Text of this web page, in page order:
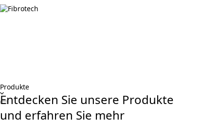
Produkte
Entdecken Sie unsere Produkte
und erfahren Sie mehr